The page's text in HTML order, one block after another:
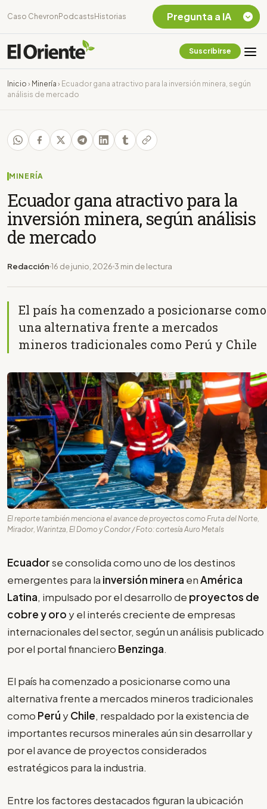
Caso Chevron Podcasts Historias
Suscribirse
Inicio › Minería › Ecuador gana atractivo para la inversión minera, según
análisis de mercado
MINERÍA
Ecuador gana atractivo para la
inversión minera, según análisis
de mercado
Redacción 16 de junio, 2026 3 min de lectura
El país ha comenzado a posicionarse como
una alternativa frente a mercados
mineros tradicionales como Perú y Chile
El reporte también menciona el avance de proyectos como Fruta del Norte,
Mirador, Warintza, El Domo y Condor / Foto: cortesía Auro Metals
Ecuadorse consolida como uno de los destinos
emergentes para la inversión minera enAmérica
Latina, impulsado por el desarrollo de proyectos de
cobre y oro y el interés creciente de empresas
internacionales del sector, según un análisis publicado
por el portal financiero Benzinga.
El país ha comenzado a posicionarse como una
alternativa frente a mercados mineros tradicionales
como Perú yChile, respaldado por la existencia de
importantes recursos minerales aún sin desarrollar y
por el avance de proyectos considerados
estratégicos para la industria.
Entre los factores destacados figuran la ubicación
Pregunta a IA
Chevron Ecuador